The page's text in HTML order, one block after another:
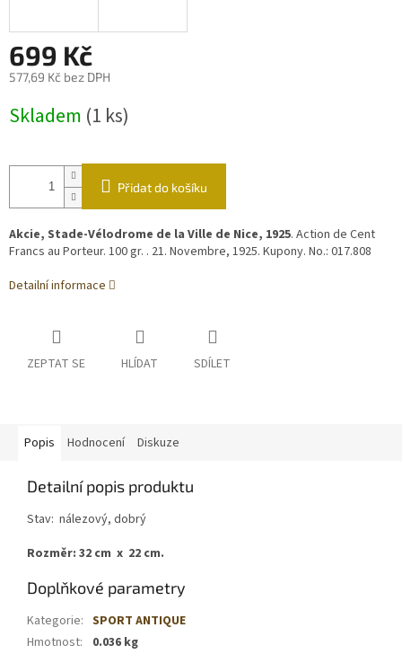
699 Kč
577,69 Kč bez DPH
cena:
Skladem (1 ks)
Přidat do košíku
Akcie, Stade-Vélodrome de la Ville de Nice, 1925. Action de Cent
Francs au Porteur. 100 gr. . 21. Novembre, 1925. Kupony. No.: 017.808
Detailní informace
ZEPTAT SE HLÍDAT SDÍLET
Popis Hodnocení Diskuze
Detailní popis produktu
Stav: nálezový, dobrý
Rozměr: 32 cm x 22 cm.
Doplňkové parametry
Kategorie: SPORT ANTIQUE
Hmotnost: 0.036 kg